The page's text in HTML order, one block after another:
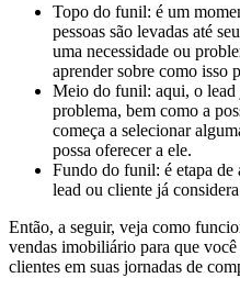
Topo do funil: é um
pessoas são levadas até
uma necessidade ou
aprender sobre como isso
Meio do funil: aqui, o lead
problema, bem como a
começa a selecionar
possa oferecer a ele.
Fundo do funil: é etapa de
lead ou cliente já
Então, a seguir, veja como
vendas imobiliário para que
clientes em suas jornadas de